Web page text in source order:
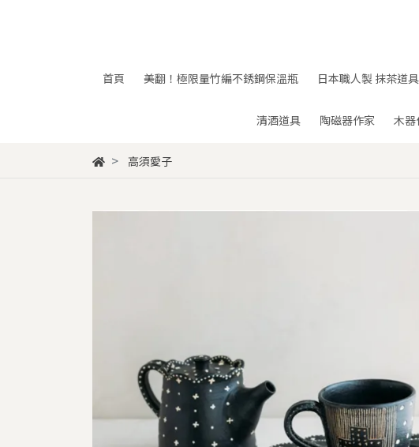
首頁 美翻！極限量竹編不銹鋼保溫瓶 日本職人製 抹茶道具
清酒道具 陶磁器作家 木器
高須愛子